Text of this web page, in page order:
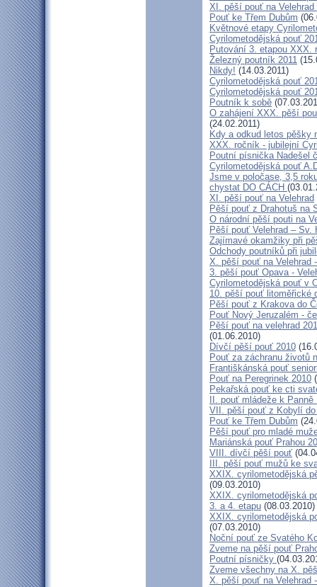
XI. pěší pouť na
Pouť ke Třem Dubům
Květnové etapy
Cyrilometodějská pouť
Putování 3. etapou XXX.
Železný poutník 2011
Nikdy! (14.03.2011)
Cyrilometodějská pouť
Cyrilometodějská pouť
Poutník k sobě
O zahájení XXX. pěší
(24.02.2011)
Kdy a odkud letos pěšky
XXX. ročník - jubilejní
Poutní písnička Nadešel
Cyrilometodějská pouť
Jsme v poločase, 3,5
chystat DO CÁCH
XI. pěší pouť na Velehrad
Pěší pouť z Drahotuš na
O národní pěší pouti na
Pěší pouť Velehrad – Sv.
Zajímavé okamžiky při
Odchody poutníků při
X. pěší pouť na Velehrad
3. pěší pouť Opava -
Cyrilometodějská pouť v
10. pěší pouť litoměřické
Pěší pouť z Krakova do
Pouť Nový Jeruzalém -
Pěší pouť na velehrad
(01.06.2010)
Dívčí pěší pouť 2010
Pouť za záchranu životů
Františkánská pouť
Pouť na Peregrinek 2010
Pekařská pouť ke cti
II. pouť mládeže k
VII. pěší pouť z Kobylí
Pouť ke Třem Dubům
Pěší pouť pro mladé
Mariánská pouť Prahou
VIII. dívčí pěší pouť
III. pěší pouť mužů ke
XXIX. cyrilometodějská
(09.03.2010)
XXIX. cyrilometodějská
3. a 4. etapu (08.03.2010)
XXIX. cyrilometodějská
(07.03.2010)
Noční pouť ze Svatého
Zveme na pěší pouť
Poutní písničky
Zveme všechny na X.
X. pěší pouť na Velehrad